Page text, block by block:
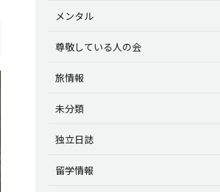
メンタル
尊敬している人の会
旅情報
未分類
独立日誌
留学情報